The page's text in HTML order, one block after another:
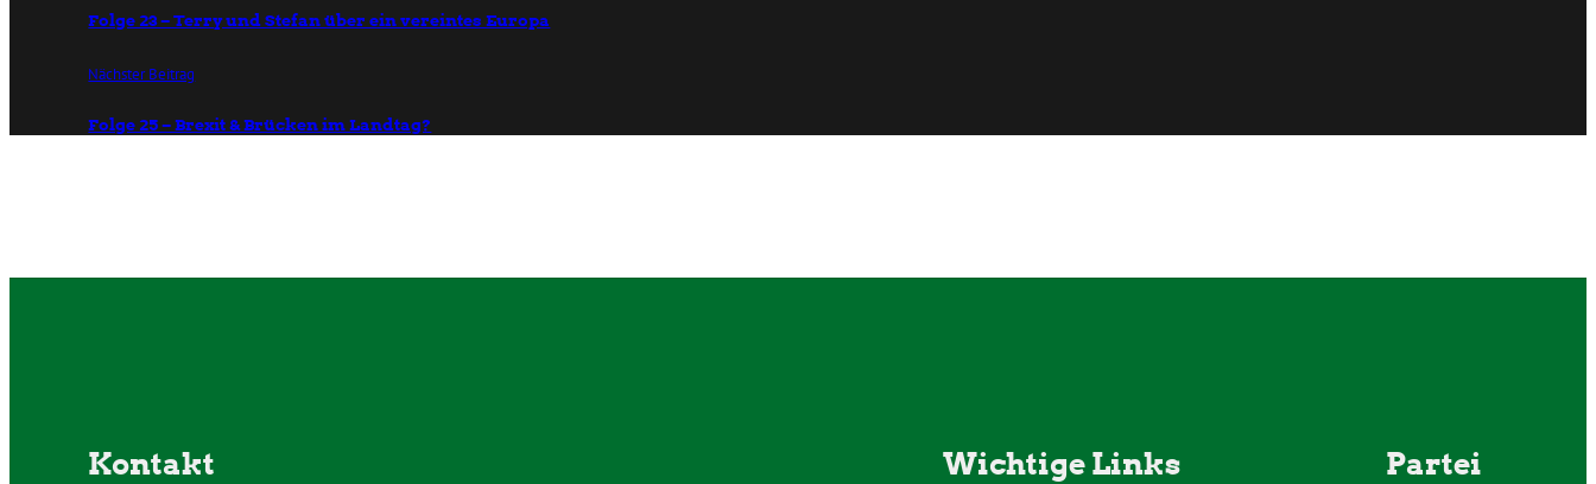
Folge 23 – Terry und Stefan über ein vereintes Europa
Nächster Beitrag
Folge 25 – Brexit & Brücken im Landtag?
Kontakt Wichtige Links Partei